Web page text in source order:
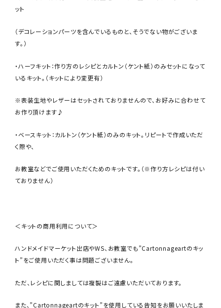
ット
（デコレーションパーツを含んでいるものと、そうでない物がございま
す。）
・ハーフキット：作り方のレシピとカルトン（ケント紙）のみセットになって
いるキット。（キットにより変更有）
※表装生地やレザーはセットされておりませんので、お好みに合わせて
お作り頂けます♪
・ベースキット：カルトン（ケント紙）のみのキット。リピートで作成いただ
く際や、
お教室などでご使用いただくためのキットです。（※作り方レシピは付い
ておりません）
＜キットの商用利用について＞
ハンドメイドマーケット出店やWS、お教室でも”Cartonnageartのキッ
ト”をご使用いただく事は問題ございません。
ただ、レシピに関しましては複製はご遠慮いただいております。
また、”Cartonnageartのキット”を使用している告知をお願いいたしま